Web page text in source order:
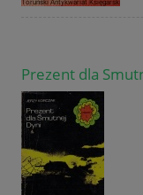
Prezent dla